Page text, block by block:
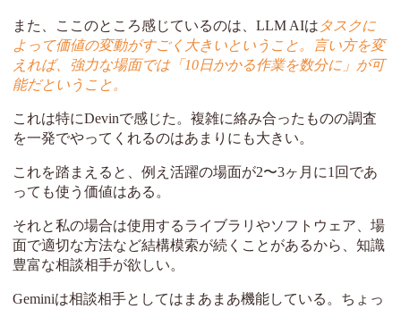
また、ここのところ感じているのは、LLM AIは タスクに
よって価値の変動がすごく大きいということ。言い方を変
えれば、強力な場面では「10日かかる作業を数分に」が可
能だということ。
これは特にDevinで感じた。複雑に絡み合ったものの調査
を一発でやってくれるのはあまりにも大きい。
これを踏まえると、例え活躍の場面が2〜3ヶ月に1回であ
っても使う価値はある。
それと私の場合は使用するライブラリやソフトウェア、場
面で適切な方法など結構模索が続くことがあるから、知識
豊富な相談相手が欲しい。
Geminiは相談相手としてはまあまあ機能している。ちょっ